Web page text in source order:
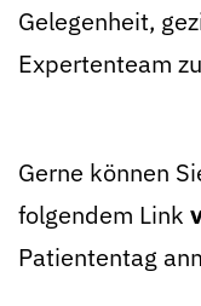
Gelegenheit,
Expertenteam
Gerne können
folgendem Link
Patiententag